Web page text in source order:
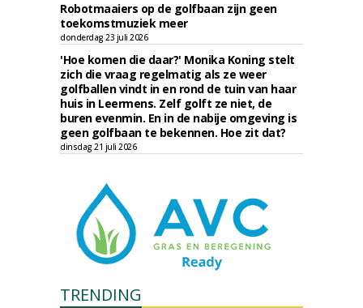
Robotmaaiers op de golfbaan zijn geen
toekomstmuziek meer
donderdag 23 juli 2026
'Hoe komen die daar?' Monika Koning stelt
zich die vraag regelmatig als ze weer
golfballen vindt in en rond de tuin van haar
huis in Leermens. Zelf golft ze niet, de
buren evenmin. En in de nabije omgeving is
geen golfbaan te bekennen. Hoe zit dat?
dinsdag 21 juli 2026
TRENDING